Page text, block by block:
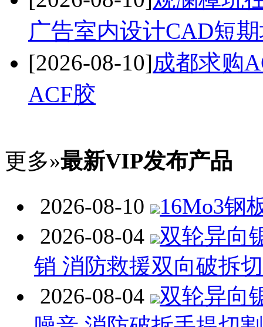
广告室内设计CAD短
[2026-08-10]成都求购
ACF胶
更多»最新VIP发布产品
2026-08-10
16Mo3钢
2026-08-04
双轮异向
销 消防救援双向破拆
2026-08-04
双轮异向